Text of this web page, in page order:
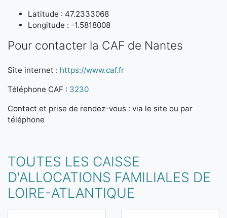
Latitude : 47.2333068
Longitude : -1.5818008
Pour contacter la CAF de Nantes
Site internet : https://www.caf.fr
Téléphone CAF : 3230
Contact et prise de rendez-vous : via le site ou par
téléphone
TOUTES LES CAISSE
D'ALLOCATIONS FAMILIALES DE
LOIRE-ATLANTIQUE